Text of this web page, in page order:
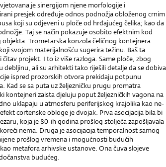
je sinergijom njene morfologije i
presjek određuje odnos podnožja obloženog crnim
koji su odjeveni u ploče od hrđajućeg čelika; kao da
Taj se način pokazuje osobito efektnim kod
Trometarska konzola čeličnog kontejnera
svojom materijalnošću sugerira težinu. Baš ta
projekt. I to iz više razloga. Same ploče, zbog
ali su arhitekti tako riješili detalje da se dobiva
ispred prozorskih otvora prekidaju potpunu
Kad se sa puta uz željezničku prugu promatra
kontejneri zaista djeluju poput željezničkih vagona na
uklapaju u atmosferu periferijskog krajolika kao ne-
cortenske obloge je dvojak. Prva asocijacija bila bi
koja je 80-ih godina prošlog stoljeća zapošljavala
nema. Druga je asocijacija temporalnost samog
prošlog vremena i mogućnosti budućih
metafora arhivske ustanove. Ona čuva slojeve
budućeg.